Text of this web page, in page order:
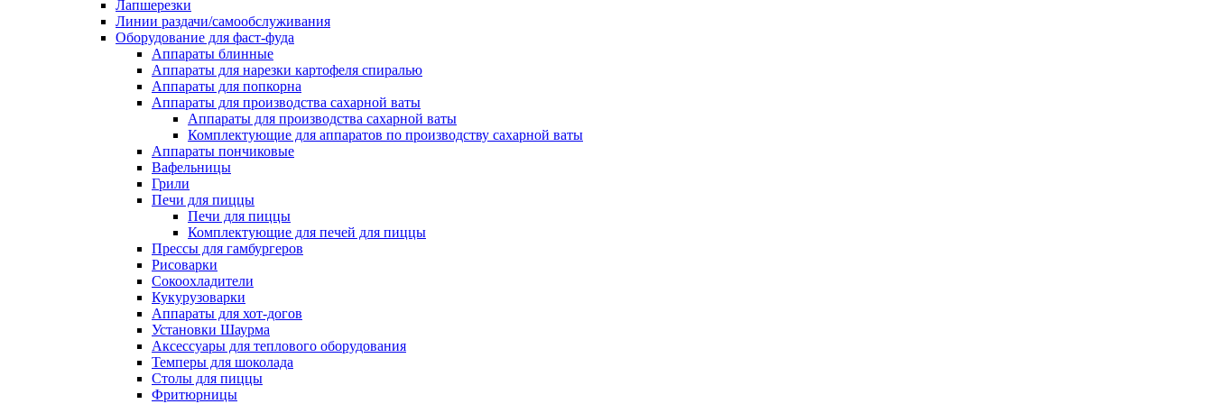
Лапшерезки
Линии раздачи/самообслуживания
Оборудование для фаст-фуда
Аппараты блинные
Аппараты для нарезки картофеля спиралью
Аппараты для попкорна
Аппараты для производства сахарной ваты
Аппараты для производства сахарной ваты
Комплектующие для аппаратов по производству сахарной ваты
Аппараты пончиковые
Вафельницы
Грили
Печи для пиццы
Печи для пиццы
Комплектующие для печей для пиццы
Прессы для гамбургеров
Рисоварки
Сокоохладители
Кукурузоварки
Аппараты для хот-догов
Установки Шаурма
Аксессуары для теплового оборудования
Темперы для шоколада
Столы для пиццы
Фритюрницы